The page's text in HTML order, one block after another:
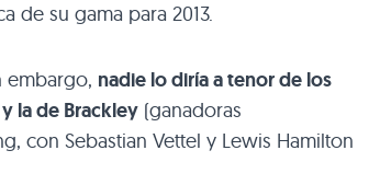
de su gama para 2013.
embargo, nadie lo diría a tenor de los
la de Brackley (ganadoras
con Sebastian Vettel y Lewis Hamilton